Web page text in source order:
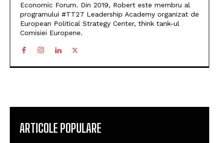
Economic Forum. Din 2019, Robert este membru al
programului #TT27 Leadership Academy organizat de
European Political Strategy Center, think tank-ul
Comisiei Europene.
ARTICOLE POPULARE